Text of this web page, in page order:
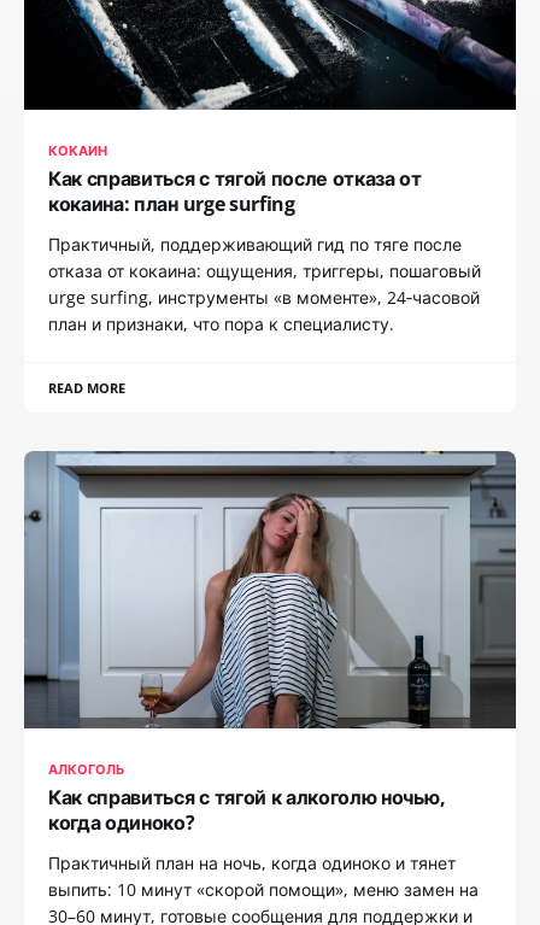
КОКАИН
Как справиться с тягой после отказа от
кокаина: план urge surfing
Практичный, поддерживающий гид по тяге после
отказа от кокаина: ощущения, триггеры, пошаговый
urge surfing, инструменты «в моменте», 24‑часовой
план и признаки, что пора к специалисту.
READ MORE
АЛКОГОЛЬ
Как справиться с тягой к алкоголю ночью,
когда одиноко?
Практичный план на ночь, когда одиноко и тянет
выпить: 10 минут «скорой помощи», меню замен на
30–60 минут, готовые сообщения для поддержки и